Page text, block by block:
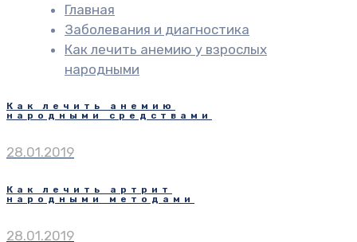
Главная
Заболевания и диагностика
Как лечить анемию у взрослых
народными
Как лечить анемию
народными средствами
28.01.2019
Как лечить артрит
народными методами
28.01.2019